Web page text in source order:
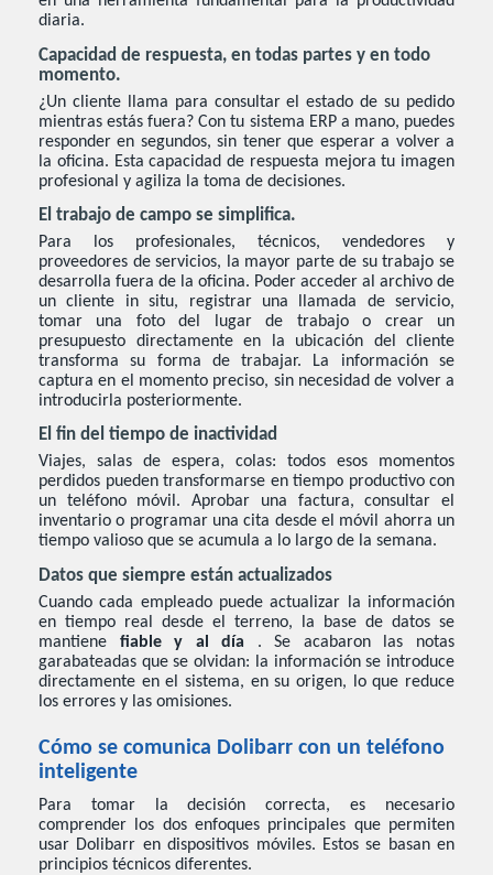
diaria.
Capacidad de respuesta, en todas partes y en todo
momento.
¿Un cliente llama para consultar el estado de su pedido
mientras estás fuera? Con tu sistema ERP a mano, puedes
responder en segundos, sin tener que esperar a volver a
la oficina. Esta capacidad de respuesta mejora tu imagen
profesional y agiliza la toma de decisiones.
El trabajo de campo se simplifica.
Para los profesionales, técnicos, vendedores y
proveedores de servicios, la mayor parte de su trabajo se
desarrolla fuera de la oficina. Poder acceder al archivo de
un cliente in situ, registrar una llamada de servicio,
tomar una foto del lugar de trabajo o crear un
presupuesto directamente en la ubicación del cliente
transforma su forma de trabajar. La información se
captura en el momento preciso, sin necesidad de volver a
introducirla posteriormente.
El fin del tiempo de inactividad
Viajes, salas de espera, colas: todos esos momentos
perdidos pueden transformarse en tiempo productivo con
un teléfono móvil. Aprobar una factura, consultar el
inventario o programar una cita desde el móvil ahorra un
tiempo valioso que se acumula a lo largo de la semana.
Datos que siempre están actualizados
Cuando cada empleado puede actualizar la información
en tiempo real desde el terreno, la base de datos se
mantiene fiable y al día . Se acabaron las notas
garabateadas que se olvidan: la información se introduce
directamente en el sistema, en su origen, lo que reduce
los errores y las omisiones.
Cómo se comunica Dolibarr con un teléfono
inteligente
Para tomar la decisión correcta, es necesario
comprender los dos enfoques principales que permiten
usar Dolibarr en dispositivos móviles. Estos se basan en
principios técnicos diferentes.